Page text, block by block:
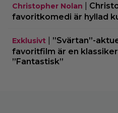
Christopher Nolan
favoritkomedi är hyllad
Exklusivt
”Svärtan”-
favoritfilm är en
”Fantastisk”